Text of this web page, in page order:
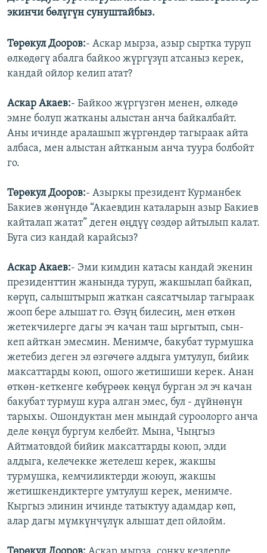
экинчи бөлүгүн сунуштайбыз.
Төрөкул Дооров:- Аскар мырза, азыр сыртка туруп
өлкөдөгү абалга байкоо жүргүзүп атсаныз керек,
кандай ойлор келип атат?
Аскар Акаев:- Байкоо жүргүзгөн менен, өлкөдө
эмне болуп жатканы алыстан анча байкалбайт.
Аны ичинде аралашып жүргөндөр тагыраак айта
албаса, мен алыстан айтканым анча туура болбойт
го.
Төрөкул Дооров:- Азыркы президент Курманбек
Бакиев жөнүндө “Акаевдин каталарын азыр Бакиев
кайталап жатат” деген өңдүү сөздөр айтылып калат.
Буга сиз кандай карайсыз?
Аскар Акаев:- Эми кимдин катасы кандай экенин
президенттин жанында туруп, жакшылап байкап,
көрүп, салыштырып жаткан саясатчылар тагыраак
жооп бере алышат го. Өзүң билесиң, мен өткөн
жетекчилерге дагы эч качан таш ыргытып, сын-
кеп айткан эмесмин. Менимче, бакубат турмушка
жетебиз деген эл өзгөчөгө алдыга умтулуп, бийик
максаттарды коюп, ошого жетишиши керек. Анан
өткөн-кеткенге көбүрөөк көңүл бурган эл эч качан
бакубат турмуш кура алган эмес, бул - дүйнөнүн
тарыхы. Ошондуктан мен мындай суроолорго анча
деле көңүл бургум келбейт. Мына, Чыңгыз
Айтматовдой бийик максаттарды коюп, элди
алдыга, келечекке жетелеш керек, жакшы
турмушка, кемчиликтерди жоюуп, жакшы
жетишкендиктерге умтулуш керек, менимче.
Кыргыз элинин ичинде татыктуу адамдар көп,
алар дагы мүмкүнчүлүк алышат деп ойлойм.